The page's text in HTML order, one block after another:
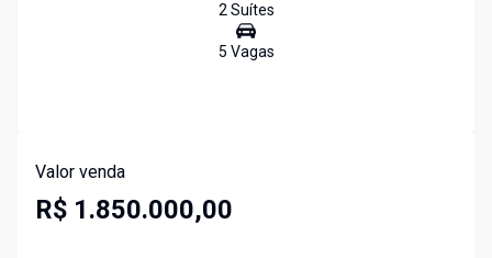
2Suítes
5 Vagas
Valor venda
R$ 1.850.000,00